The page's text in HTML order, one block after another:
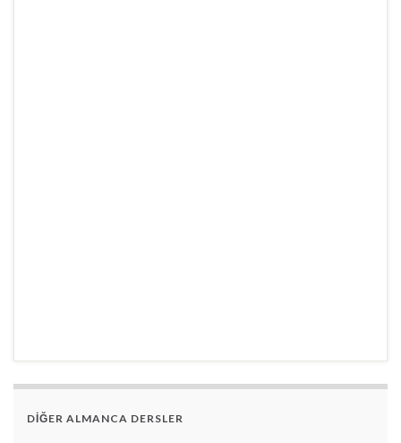
DİĞER ALMANCA DERSLER